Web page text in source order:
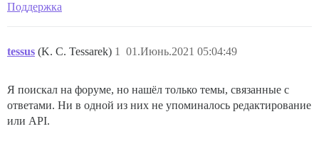
Поддержка
tessus (K. C. Tessarek) 01.Июнь.2021 05:04:49
1
Я поискал на форуме, но нашёл только темы, связанные с
ответами. Ни в одной из них не упоминалось редактирование
или API.